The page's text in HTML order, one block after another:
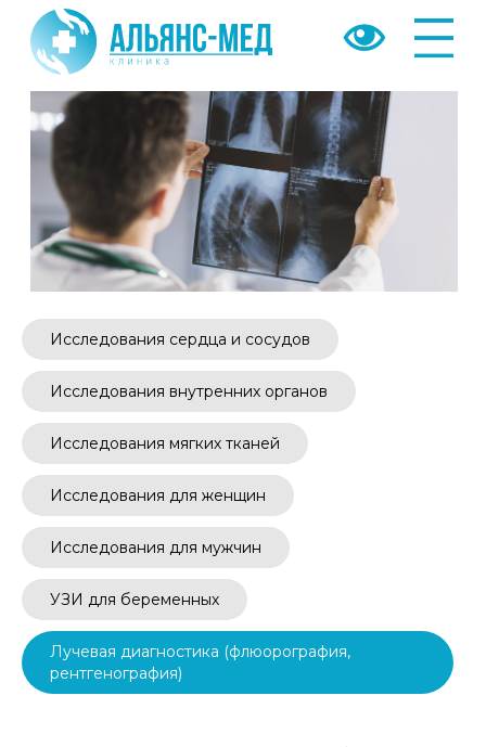
Назад
Исследования сердца и сосудов
Исследования внутренних органов
Исследования мягких тканей
Исследования для женщин
Исследования для мужчин
УЗИ для беременных
Лучевая диагностика (флюорография,
рентгенография)
РЕНТГЕНОГРАФИЯ
Это метод медицинской визуализации,
который используется для диагностики
различных заболеваний и состояний. Он
основан на использовании
рентгеновских лучей для получения
изображений внутренних структур